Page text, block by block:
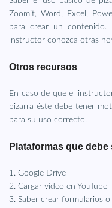
Zoomit, Word, Excel,
para crear un contenido.
instructor conozca otras
Otros recursos
En caso de que el
pizarra éste debe tener
para su uso correcto.
Plataformas que
1. Google Drive
2. Cargar vídeo en YouTube
3. Saber crear formularios